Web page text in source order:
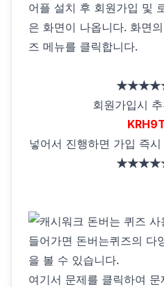
어플 설치 후 회원가입 및
은 화면이 나옵니다. 화면
즈 메뉴를 클릭합니다.
회원가입시
넣어서 진행하면 가입 즉시
들어가면 돈버는퀴즈의 다
을 볼 수 있습니다.
여기서 문제를 클릭하여